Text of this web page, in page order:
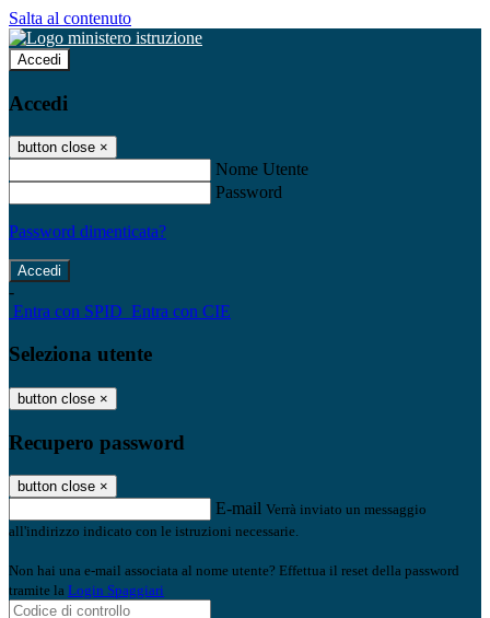
Salta al contenuto
Accedi
Accedi
button close ×
Nome Utente
Password
Password dimenticata?
-
Entra con SPID Entra con CIE
Seleziona utente
button close ×
Recupero password
button close ×
E-mail Verrà inviato un messaggio
all'indirizzo indicato con le istruzioni necessarie.
Non hai una e-mail associata al nome utente? Effettua il reset della password
tramite la Login Spaggiari